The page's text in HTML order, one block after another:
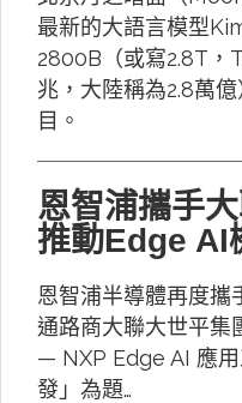
最新的大語言模型
2800B（或寫2.8T，
兆，大陸稱為2.8萬
目。
恩智浦攜手
推動Edge AI
恩智浦半導體再度攜
通路商大聯大世平
— NXP Edge AI 應
發」為題…